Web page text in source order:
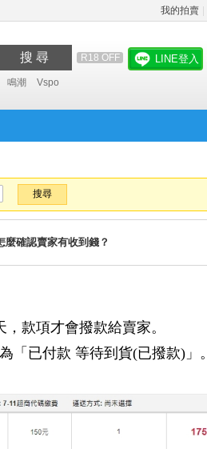
我的拍賣
搜 尋 R18 OFF
鳴潮 Vspo
LINE登入
搜尋
確認賣家有收到錢？
款項才會撥款給賣家。
「已付款 等待到貨(已撥款)」。